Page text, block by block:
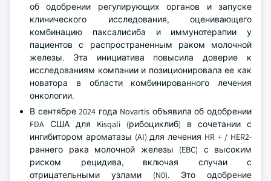
об одобрении регулирующих органов и запуске
клинического исследования, оценивающего
комбинацию паксалисиба и иммунотерапии у
пациентов с распространенным раком молочной
железы. Эта инициатива повысила доверие к
исследованиям компании и позиционировала ее как
новатора в области комбинированного лечения
онкологии.
В сентябре 2024 года Novartis объявила об одобрении
FDA США для Kisqali (рибоциклиб) в сочетании с
ингибитором ароматазы (AI) для лечения HR + / HER2-
раннего рака молочной железы (EBC) с высоким
риском рецидива, включая случаи с
отрицательными узлами (N0). Это одобрение